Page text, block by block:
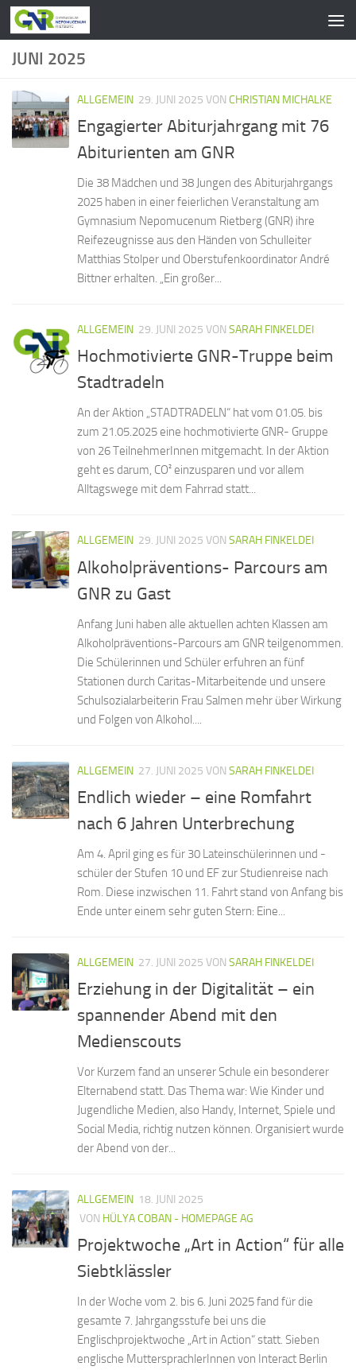
Zum Inhalt springen
JUNI 2025
ALLGEMEIN 29. JUNI 2025 VON CHRISTIAN MICHALKE
Engagierter Abiturjahrgang mit 76
Abiturienten am GNR
Die 38 Mädchen und 38 Jungen des Abiturjahrgangs
2025 haben in einer feierlichen Veranstaltung am
Gymnasium Nepomucenum Rietberg (GNR) ihre
Reifezeugnisse aus den Händen von Schulleiter
Matthias Stolper und Oberstufenkoordinator André
Bittner erhalten. „Ein großer...
ALLGEMEIN 29. JUNI 2025 VON SARAH FINKELDEI
Hochmotivierte GNR-Truppe beim
Stadtradeln
An der Aktion „STADTRADELN“ hat vom 01.05. bis
zum 21.05.2025 eine hochmotivierte GNR- Gruppe
von 26 TeilnehmerInnen mitgemacht. In der Aktion
geht es darum, CO² einzusparen und vor allem
Alltagswege mit dem Fahrrad statt...
ALLGEMEIN 29. JUNI 2025 VON SARAH FINKELDEI
Alkoholpräventions- Parcours am
GNR zu Gast
Anfang Juni haben alle aktuellen achten Klassen am
Alkoholpräventions-Parcours am GNR teilgenommen.
Die Schülerinnen und Schüler erfuhren an fünf
Stationen durch Caritas-Mitarbeitende und unsere
Schulsozialarbeiterin Frau Salmen mehr über Wirkung
und Folgen von Alkohol....
ALLGEMEIN 27. JUNI 2025 VON SARAH FINKELDEI
Endlich wieder – eine Romfahrt
nach 6 Jahren Unterbrechung
Am 4. April ging es für 30 Lateinschülerinnen und -
schüler der Stufen 10 und EF zur Studienreise nach
Rom. Diese inzwischen 11. Fahrt stand von Anfang bis
Ende unter einem sehr guten Stern: Eine...
ALLGEMEIN 27. JUNI 2025 VON SARAH FINKELDEI
Erziehung in der Digitalität – ein
spannender Abend mit den
Medienscouts
Vor Kurzem fand an unserer Schule ein besonderer
Elternabend statt. Das Thema war: Wie Kinder und
Jugendliche Medien, also Handy, Internet, Spiele und
Social Media, richtig nutzen können. Organisiert wurde
der Abend von der...
ALLGEMEIN 18. JUNI 2025
VON HÜLYA COBAN - HOMEPAGE AG
Projektwoche „Art in Action“ für alle
Siebtklässler
In der Woche vom 2. bis 6. Juni 2025 fand für die
gesamte 7. Jahrgangsstufe bei uns die
Englischprojektwoche „Art in Action“ statt. Sieben
englische MuttersprachlerInnen von Interact Berlin